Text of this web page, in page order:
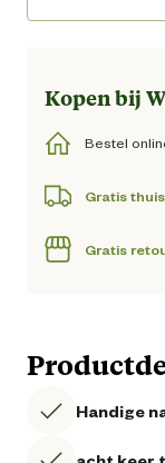
Kopen bij
Bestel
Gratis
Gratis
Handige